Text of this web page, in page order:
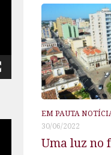
EM PAUTA
30/06/2022
Uma luz no